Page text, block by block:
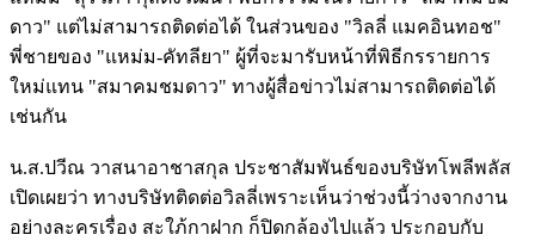
ดาว" แต่ไม่สามารถติดต่อได้ ในส่วนของ "วิลลี่ แมคอินทอช"
พี่ชายของ "แหม่ม-คัทลียา" ผู้ที่จะมารับหน้าที่พิธีกรรายการ
ใหม่แทน "สมาคมชมดาว" ทางผู้สื่อข่าวไม่สามารถติดต่อได้
เช่นกัน
น.ส.ปวีณ วาสนาอาชาสกุล ประชาสัมพันธ์ของบริษัทโพลีพลัส
เปิดเผยว่า ทางบริษัทติดต่อวิลลี่เพราะเห็นว่าช่วงนี้ว่างจากงาน
อย่างละครเรื่อง สะใภ้กาฝาก ก็ปิดกล้องไปแล้ว ประกอบกับ